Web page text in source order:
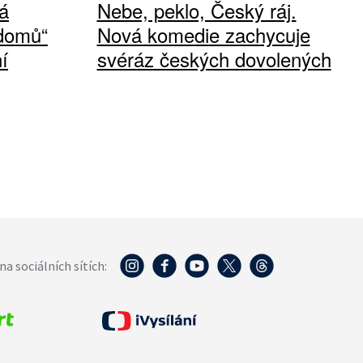
Nebe, peklo, Český ráj.
Nová komedie zachycuje
svéráz českých dovolených
sociálních sítích: